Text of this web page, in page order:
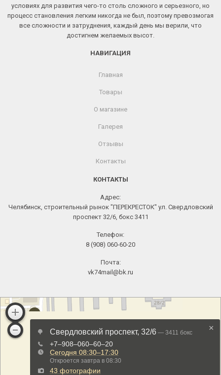
условиях для развития чего-то столь сложного и серьезного, но
процесс становления легким никогда не был, поэтому превозмогая
все сложности и затруднения, каждый день мы верили, что
достигнем желаемых высот.
НАВИГАЦИЯ
Главная
Товары
О магазине
Галерея
Отзывы
Контакты
КОНТАКТЫ
Адрес:
Челябинск, строительный рынок "ПЕРЕКРЕСТОК" ул. Свердловский
проспект 32/6, бокс 3411
Телефон:
8 (908) 060-60-20
Почта:
vk74mail@bk.ru